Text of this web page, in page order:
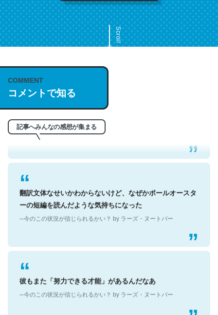
Scroll
COMMENT
コメントで知る
記事へみんなの感想が集まる
これは名文。彼はとてもクレバーなんだろうなと凄く思
う。英語少しでも読める人は原文もお勧め。自分はこの流
─今のこの状況が信じられるかい？ by ラーズ・ヌートバー
翻訳文体なせいかわからないけど、なぜかポールオースタ
ーの短編を読んだような気持ちになった
─今のこの状況が信じられるかい？ by ラーズ・ヌートバー
彼もまた「努力できる才能」があるんだなあ
─今のこの状況が信じられるかい？ by ラーズ・ヌートバー